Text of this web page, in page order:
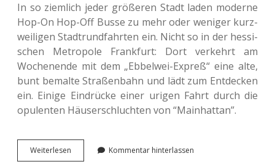
In so ziem­lich jeder grö­ße­ren Stadt laden moder­ne
Hop-On Hop-Off Busse zu mehr oder weni­ger kurz­
wei­li­gen Stadt­rund­fahr­ten ein. Nicht so in der hes­si­
schen Metro­po­le Frank­furt: Dort ver­kehrt am
Wochen­en­de mit dem „Ebbel­wei-Expreß“ eine alte,
bunt bemal­te Stra­ßen­bahn und lädt zum Ent­de­cken
ein. Einige Ein­drü­cke einer urigen Fahrt durch die
opu­len­ten Häu­ser­schluch­ten von “Main­hat­tan”.
Wei­ter­le­sen
Erkun­
Kommentar hinterlassen